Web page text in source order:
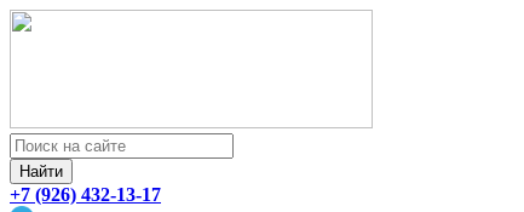
Найти
+7 (926) 432-13-17